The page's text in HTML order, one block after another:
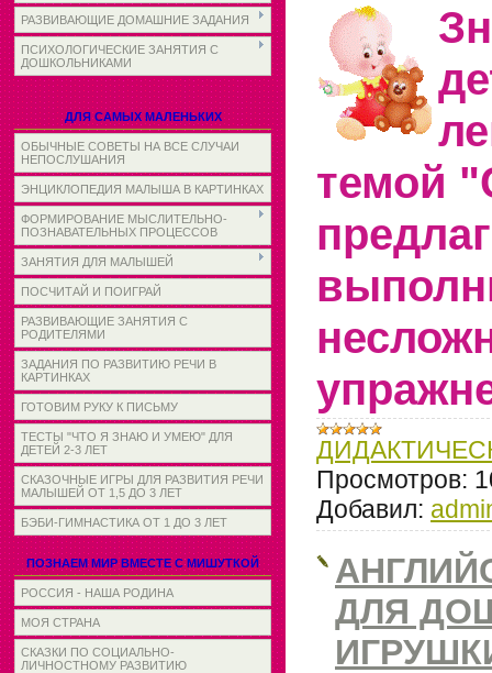
РАЗВИВАЮЩИЕ ДОМАШНИЕ ЗАДАНИЯ
ПСИХОЛОГИЧЕСКИЕ ЗАНЯТИЯ С
ДОШКОЛЬНИКАМИ
ДЛЯ САМЫХ МАЛЕНЬКИХ
ОБЫЧНЫЕ СОВЕТЫ НА ВСЕ СЛУЧАИ
НЕПОСЛУШАНИЯ
ЭНЦИКЛОПЕДИЯ МАЛЫША В КАРТИНКАХ
ФОРМИРОВАНИЕ МЫСЛИТЕЛЬНО-
ПОЗНАВАТЕЛЬНЫХ ПРОЦЕССОВ
ЗАНЯТИЯ ДЛЯ МАЛЫШЕЙ
ПОСЧИТАЙ И ПОИГРАЙ
РАЗВИВАЮЩИЕ ЗАНЯТИЯ С
РОДИТЕЛЯМИ
ЗАДАНИЯ ПО РАЗВИТИЮ РЕЧИ В
КАРТИНКАХ
ГОТОВИМ РУКУ К ПИСЬМУ
ТЕСТЫ "ЧТО Я ЗНАЮ И УМЕЮ" ДЛЯ
ДЕТЕЙ 2-3 ЛЕТ
СКАЗОЧНЫЕ ИГРЫ ДЛЯ РАЗВИТИЯ РЕЧИ
МАЛЫШЕЙ ОТ 1,5 ДО 3 ЛЕТ
БЭБИ-ГИМНАСТИКА ОТ 1 ДО 3 ЛЕТ
ПОЗНАЕМ МИР ВМЕСТЕ С МИШУТКОЙ
РОССИЯ - НАША РОДИНА
МОЯ СТРАНА
СКАЗКИ ПО СОЦИАЛЬНО-
ЛИЧНОСТНОМУ РАЗВИТИЮ
темой
Просмотров:
Добавил:
ДЛЯ